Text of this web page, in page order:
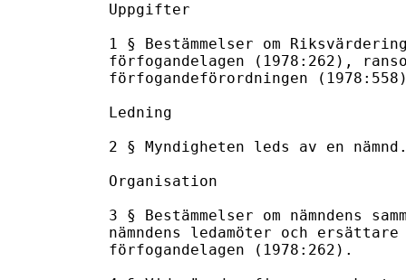
Uppgifter
1 § Bestämmelser om
förfogandelagen (1978:262),
förfogandeförordningen
Ledning
2 § Myndigheten leds av en
Organisation
3 § Bestämmelser om nämndens
nämndens ledamöter och
förfogandelagen (1978:262).